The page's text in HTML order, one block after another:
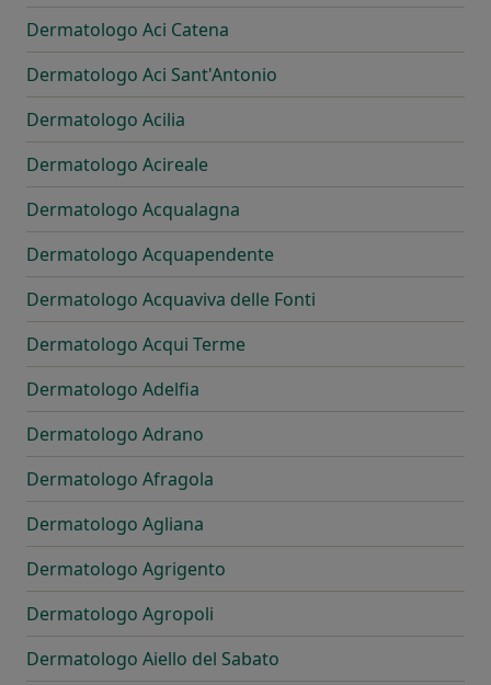
Dermatologo Aci Catena
Dermatologo Aci Sant'Antonio
Dermatologo Acilia
Dermatologo Acireale
Dermatologo Acqualagna
Dermatologo Acquapendente
Dermatologo Acquaviva delle Fonti
Dermatologo Acqui Terme
Dermatologo Adelfia
Dermatologo Adrano
Dermatologo Afragola
Dermatologo Agliana
Dermatologo Agrigento
Dermatologo Agropoli
Dermatologo Aiello del Sabato